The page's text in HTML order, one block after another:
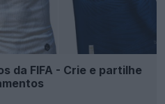
da FIFA - Crie e partilhe